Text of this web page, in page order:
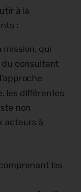
à la
:
mission, qui
du consultant
les différentes
non
acteurs à
les